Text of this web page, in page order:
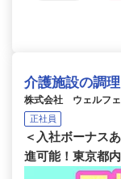
介護施設の調
株式会社 ウェルフ
正社員
＜入社ボーナス
進可能！東京都